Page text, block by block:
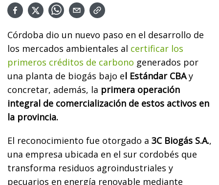
Córdoba dio un nuevo paso en el desarrollo de
los mercados ambientales al certificar los
primeros créditos de carbono generados por
una planta de biogás bajo el Estándar CBAy
concretar, además, la primera operación
integral de comercialización de estos activos en
la provincia.
El reconocimiento fue otorgado a 3C Biogás S.A.,
una empresa ubicada en el sur cordobés que
transforma residuos agroindustriales y
pecuarios en energía renovable mediante